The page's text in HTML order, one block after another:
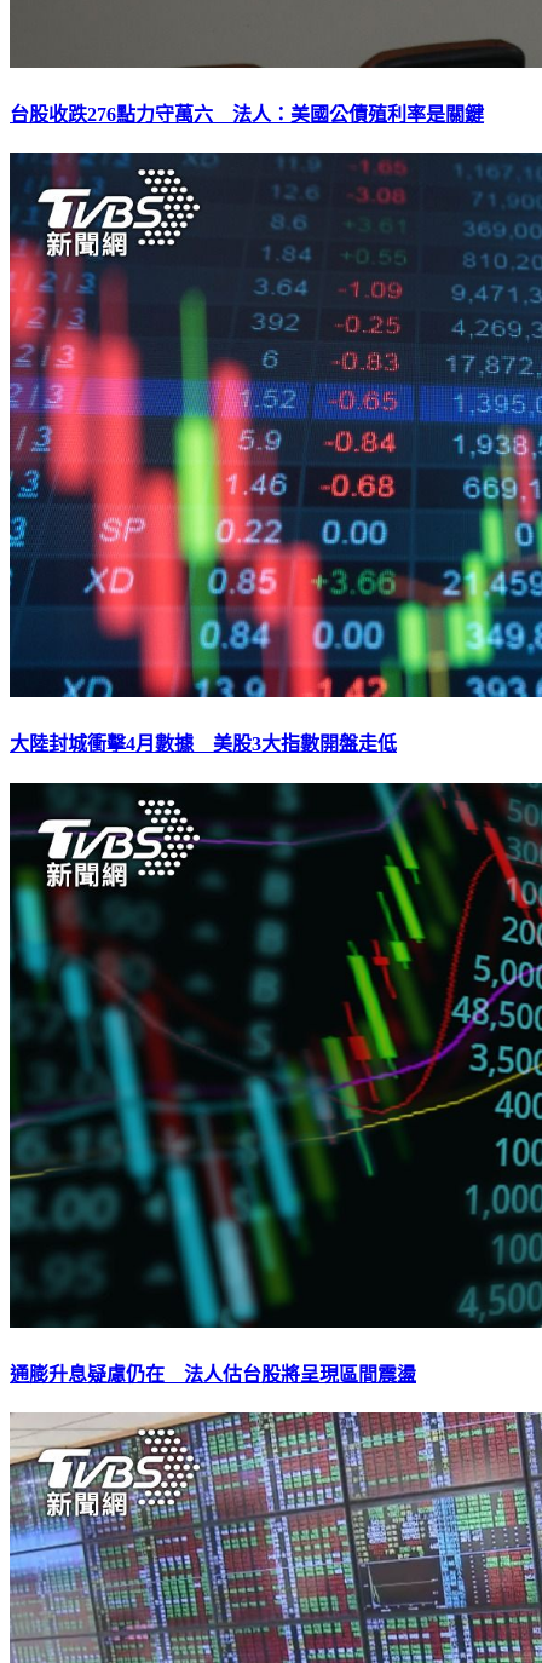
台股收跌276點力守萬六 法人：美國公債殖利率是關鍵
大陸封城衝擊4月數據 美股3大指數開盤走低
通膨升息疑慮仍在 法人估台股將呈現區間震盪